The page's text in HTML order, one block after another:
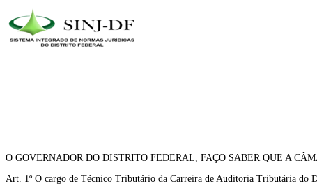
O GOVERNADOR DO DISTRITO FEDERAL, FAÇO SABER QUE A
Art. 1º O cargo de Técnico Tributário da Carreira de Auditoria Tributária do